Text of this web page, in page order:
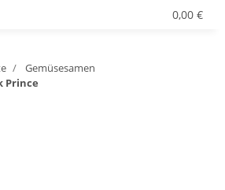
0,00 €
Gemüsesamen
Prince